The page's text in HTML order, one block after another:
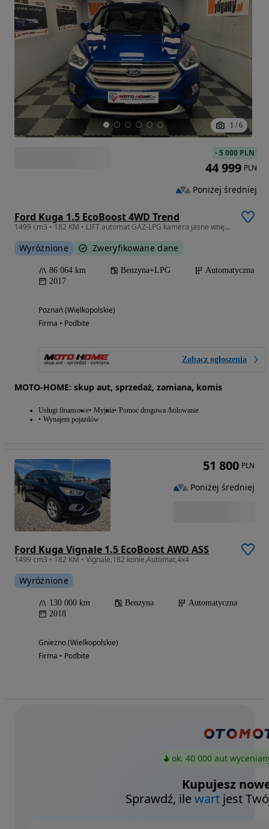
1 / 6
Ford Kuga 1.5 EcoBoost 4WD Trend
1499 cm3 • 182 KM • LIFT automat GAZ-LPG kamera jasne wnętrze GWARANCJA
Wyróżnione Zweryfikowane dane
86 064 km Benzyna+LPG
Automatyczna
2017
Poznań (Wielkopolskie)
Firma • Podbite
Zobacz ogłoszenia
MOTO-HOME: skup aut, sprzedaż, zamiana, komis
Usługi finansowe Myjnia Pomoc drogowa /holowanie
Wynajem pojazdów
-5 000 PLN
44 999 PLN
Poniżej średniej
Ford Kuga Vignale 1.5 EcoBoost AWD ASS
1499 cm3 • 182 KM • Vignale,182 konie,Automat,4x4
Wyróżnione
130 000 km Benzyna
Automatyczna
2018
Gniezno (Wielkopolskie)
Firma • Podbite
51 800 PLN
Poniżej średniej
ok. 40 000 aut
Kupujesz
Sprawdź, ilewart jest